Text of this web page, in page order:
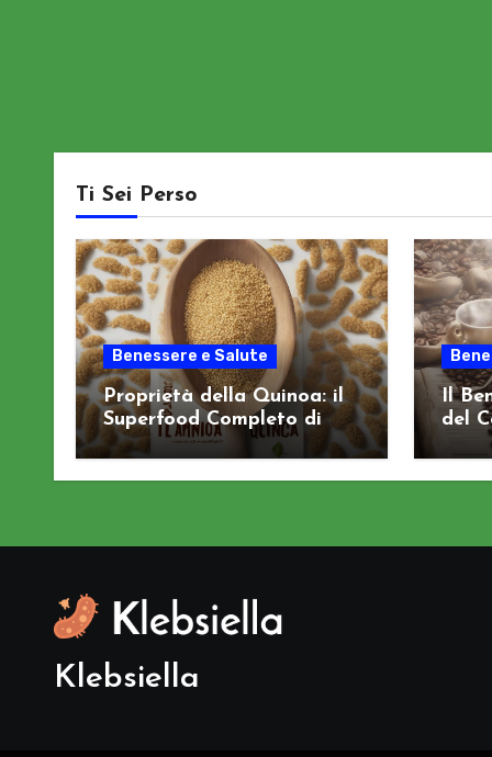
Ti Sei Perso
Benessere e Salute
Proprietà della Quinoa: il
Superfood Completo di
Aminoacidi
Il
del
Klebsiella